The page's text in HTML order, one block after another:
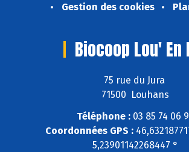
Gestion des cookies
Biocoop Lou' En
75 rue du Jura
71500 Louhans
Téléphone : 03 85 74 06
Coordonnées GPS :
5,23901142268447 °